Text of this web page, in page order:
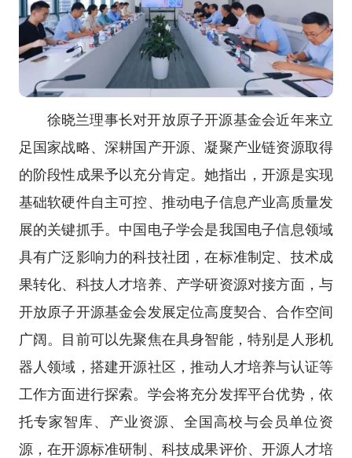
徐晓兰理事长对开放原子开源基金会近年来立
足国家战略、深耕国产开源、凝聚产业链资源取得
的阶段性成果予以充分肯定。她指出，开源是实现
基础软硬件自主可控、推动电子信息产业高质量发
展的关键抓手。中国电子学会是我国电子信息领域
具有广泛影响力的科技社团，在标准制定、技术成
果转化、科技人才培养、产学研资源对接方面，与
开放原子开源基金会发展定位高度契合、合作空间
广阔。目前可以先聚焦在具身智能，特别是人形机
器人领域，搭建开源社区，推动人才培养与认证等
工作方面进行探索。学会将充分发挥平台优势，依
托专家智库、产业资源、全国高校与会员单位资
源，在开源标准研制、科技成果评价、开源人才培